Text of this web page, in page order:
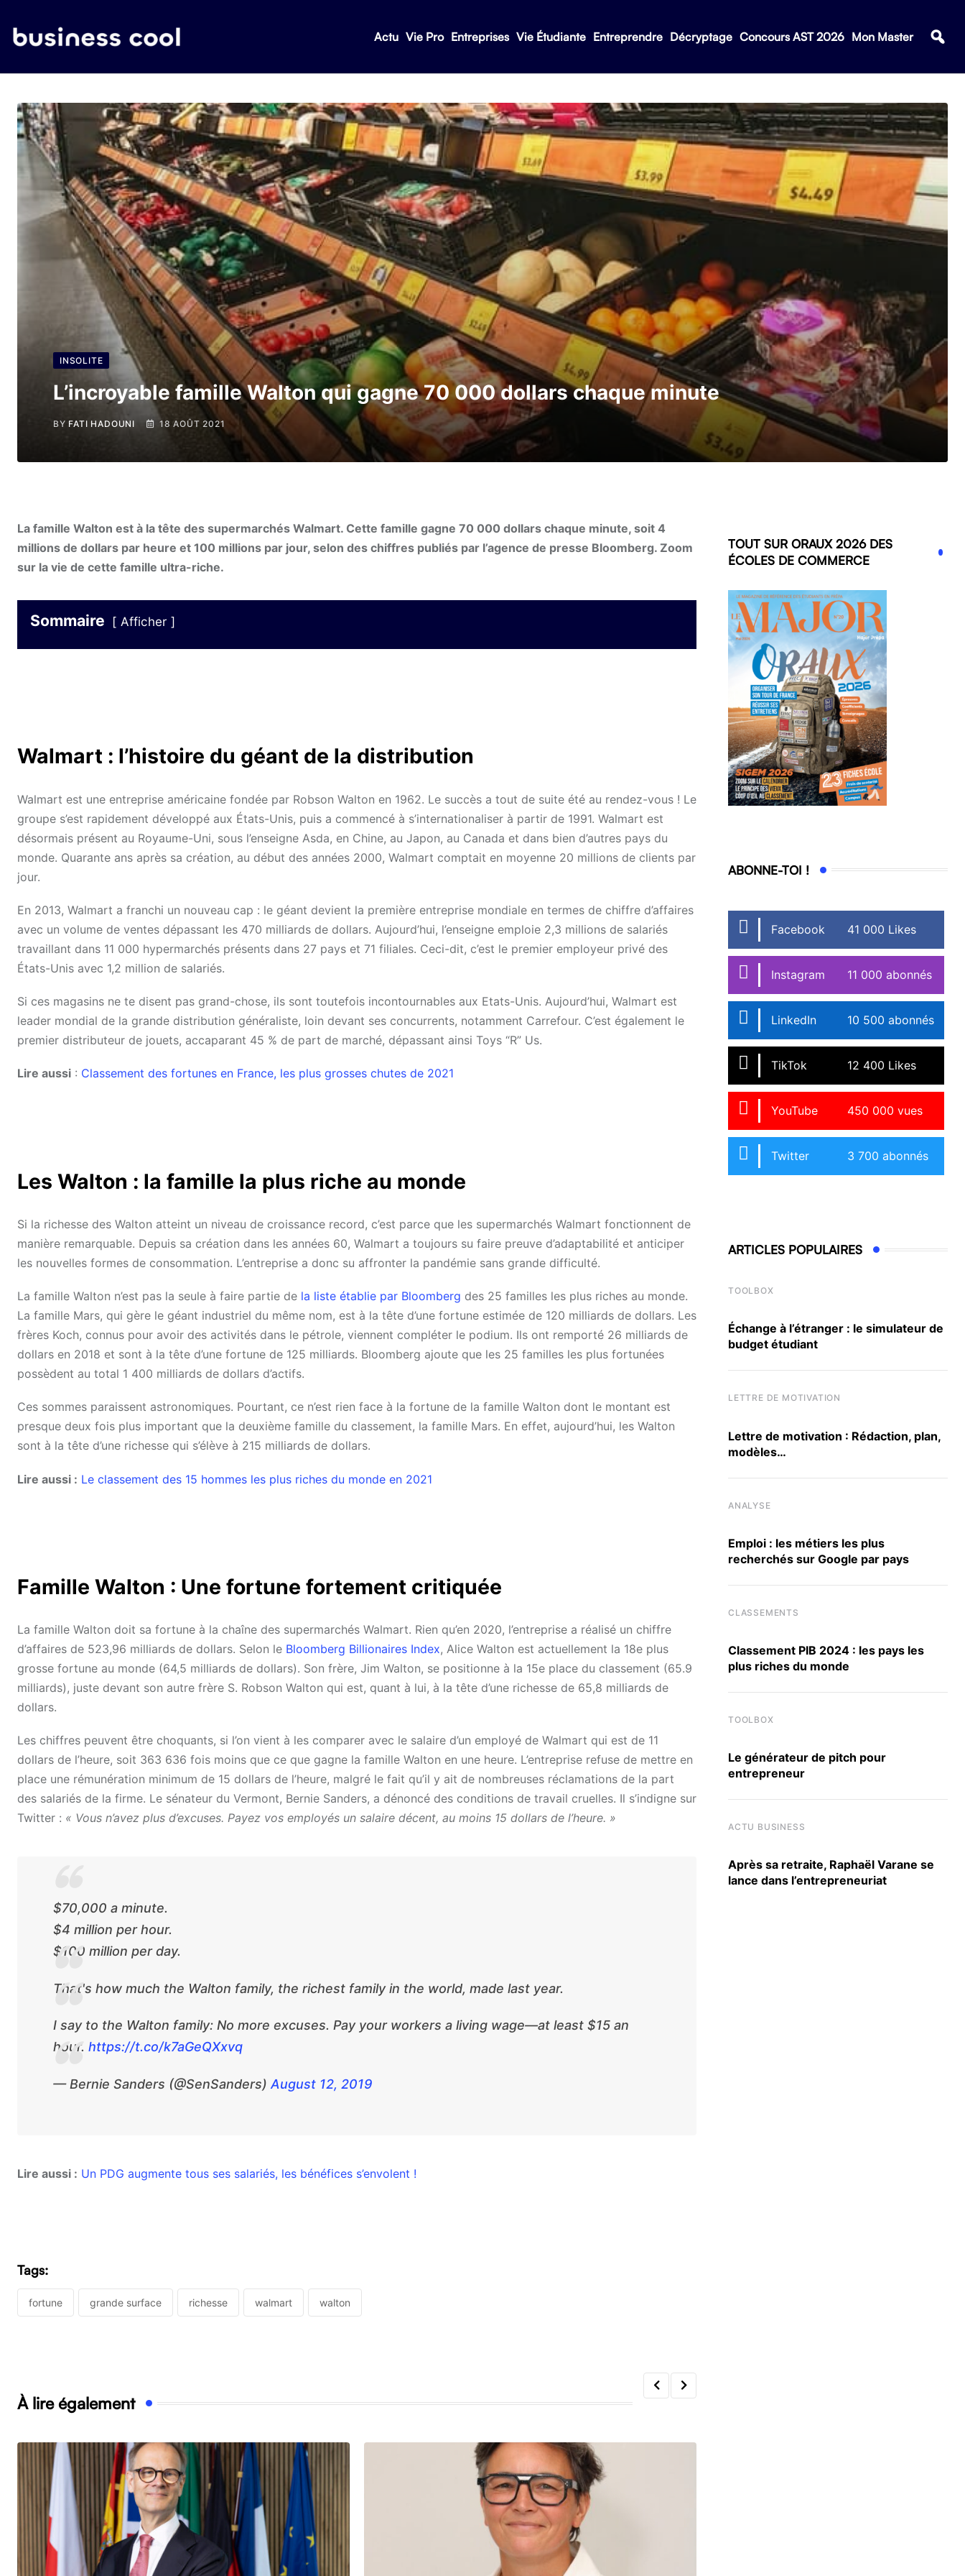
Actu Vie Pro Entreprises Vie Étudiante Entreprendre Décryptage Concours AST 2026 Mon Master
INSOLITE
L’incroyable famille Walton qui gagne 70 000 dollars chaque minute
BY FATI HADOUNI 18 AOÛT 2021
La famille Walton est à la tête des supermarchés Walmart. Cette famille gagne 70 000 dollars chaque minute, soit 4
millions de dollars par heure et 100 millions par jour, selon des chiffres publiés par l’agence de presse Bloomberg. Zoom
sur la vie de cette famille ultra-riche.
Sommaire Afficher
Walmart : l’histoire du géant de la distribution
Walmart est une entreprise américaine fondée par Robson Walton en 1962. Le succès a tout de suite été au rendez-vous ! Le
groupe s’est rapidement développé aux États-Unis, puis a commencé à s’internationaliser à partir de 1991. Walmart est
désormais présent au Royaume-Uni, sous l’enseigne Asda, en Chine, au Japon, au Canada et dans bien d’autres pays du
monde. Quarante ans après sa création, au début des années 2000, Walmart comptait en moyenne 20 millions de clients par
jour.
En 2013, Walmart a franchi un nouveau cap : le géant devient la première entreprise mondiale en termes de chiffre d’affaires
avec un volume de ventes dépassant les 470 milliards de dollars. Aujourd’hui, l’enseigne emploie 2,3 millions de salariés
travaillant dans 11 000 hypermarchés présents dans 27 pays et 71 filiales. Ceci-dit, c’est le premier employeur privé des
États-Unis avec 1,2 million de salariés.
Si ces magasins ne te disent pas grand-chose, ils sont toutefois incontournables aux Etats-Unis. Aujourd’hui, Walmart est
leader mondial de la grande distribution généraliste, loin devant ses concurrents, notamment Carrefour. C’est également le
premier distributeur de jouets, accaparant 45 % de part de marché, dépassant ainsi Toys “R” Us.
Lire aussi : Classement des fortunes en France, les plus grosses chutes de 2021
Les Walton : la famille la plus riche au monde
Si la richesse des Walton atteint un niveau de croissance record, c’est parce que les supermarchés Walmart fonctionnent de
manière remarquable. Depuis sa création dans les années 60, Walmart a toujours su faire preuve d’adaptabilité et anticiper
les nouvelles formes de consommation. L’entreprise a donc su affronter la pandémie sans grande difficulté.
La famille Walton n’est pas la seule à faire partie de la liste établie par Bloomberg des 25 familles les plus riches au monde.
La famille Mars, qui gère le géant industriel du même nom, est à la tête d’une fortune estimée de 120 milliards de dollars. Les
frères Koch, connus pour avoir des activités dans le pétrole, viennent compléter le podium. Ils ont remporté 26 milliards de
dollars en 2018 et sont à la tête d’une fortune de 125 milliards. Bloomberg ajoute que les 25 familles les plus fortunées
possèdent au total 1 400 milliards de dollars d’actifs.
Ces sommes paraissent astronomiques. Pourtant, ce n’est rien face à la fortune de la famille Walton dont le montant est
presque deux fois plus important que la deuxième famille du classement, la famille Mars. En effet, aujourd’hui, les Walton
sont à la tête d’une richesse qui s’élève à 215 milliards de dollars.
Lire aussi : Le classement des 15 hommes les plus riches du monde en 2021
Famille Walton : Une fortune fortement critiquée
La famille Walton doit sa fortune à la chaîne des supermarchés Walmart. Rien qu’en 2020, l’entreprise a réalisé un chiffre
d’affaires de 523,96 milliards de dollars. Selon le Bloomberg Billionaires Index, Alice Walton est actuellement la 18e plus
grosse fortune au monde (64,5 milliards de dollars). Son frère, Jim Walton, se positionne à la 15e place du classement (65.9
milliards), juste devant son autre frère S. Robson Walton qui est, quant à lui, à la tête d’une richesse de 65,8 milliards de
dollars.
Les chiffres peuvent être choquants, si l’on vient à les comparer avec le salaire d’un employé de Walmart qui est de 11
dollars de l’heure, soit 363 636 fois moins que ce que gagne la famille Walton en une heure. L’entreprise refuse de mettre en
place une rémunération minimum de 15 dollars de l’heure, malgré le fait qu’il y ait de nombreuses réclamations de la part
des salariés de la firme. Le sénateur du Vermont, Bernie Sanders, a dénoncé des conditions de travail cruelles. Il s’indigne sur
Twitter : « Vous n’avez plus d’excuses. Payez vos employés un salaire décent, au moins 15 dollars de l’heure. »
$70,000 a minute.
$4 million per hour.
$100 million per day.
That's how much the Walton family, the richest family in the world, made last year.
I say to the Walton family: No more excuses. Pay your workers a living wage—at least $15 an
hour. https://t.co/k7aGeQXxvq
— Bernie Sanders (@SenSanders) August 12, 2019
Lire aussi : Un PDG augmente tous ses salariés, les bénéfices s’envolent !
Tags:
fortune grande surface richesse walmart walton
À lire également
TOUT SUR ORAUX 2026 DES
ÉCOLES DE COMMERCE
ABONNE-TOI !
Facebook 41 000 Likes
Instagram 11 000 abonnés
LinkedIn 10 500 abonnés
TikTok 12 400 Likes
YouTube 450 000 vues
Twitter 3 700 abonnés
ARTICLES POPULAIRES
TOOLBOX
Échange à l’étranger : le simulateur de
budget étudiant
LETTRE DE MOTIVATION
Lettre de motivation : Rédaction, plan,
modèles…
ANALYSE
Emploi : les métiers les plus
recherchés sur Google par pays
CLASSEMENTS
Classement PIB 2024 : les pays les
plus riches du monde
TOOLBOX
Le générateur de pitch pour
entrepreneur
ACTU BUSINESS
Après sa retraite, Raphaël Varane se
lance dans l’entrepreneuriat